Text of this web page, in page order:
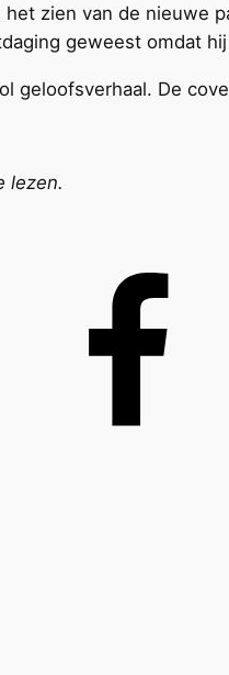
zien van de nieuwe
geweest omdat
geloofsverhaal. De
lezen.